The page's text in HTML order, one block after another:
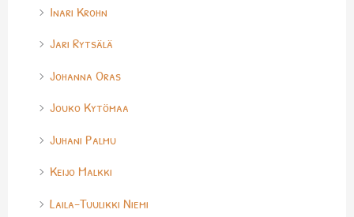
Inari Krohn
Jari Rytsälä
Johanna Oras
Jouko Kytömaa
Juhani Palmu
Keijo Malkki
Laila-Tuulikki Niemi